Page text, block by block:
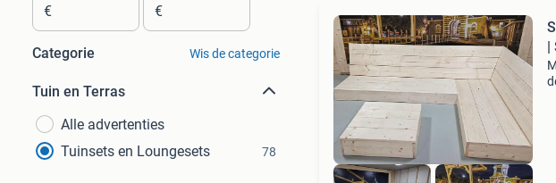
€ €
Categorie Wis de categorie
Tuin en Terras
Alle advertenties
Tuinsets en Loungesets
78
|